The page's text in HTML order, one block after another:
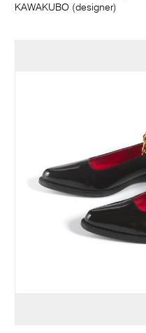
KAWAKUBO (designer)